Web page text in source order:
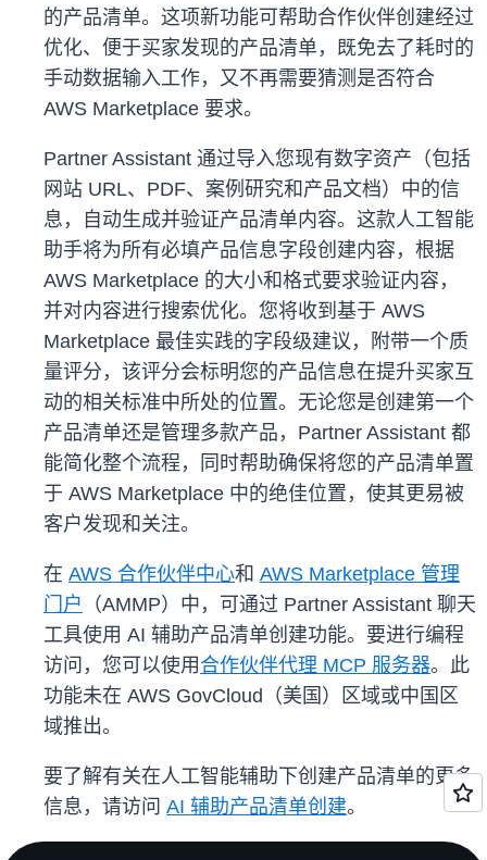
的产品清单。这项新功能可帮助合作伙伴创建经过
优化、便于买家发现的产品清单，既免去了耗时的
手动数据输入工作，又不再需要猜测是否符合
AWS Marketplace 要求。
Partner Assistant 通过导入您现有数字资产（包括
网站 URL、PDF、案例研究和产品文档）中的信
息，自动生成并验证产品清单内容。这款人工智能
助手将为所有必填产品信息字段创建内容，根据
AWS Marketplace 的大小和格式要求验证内容，
并对内容进行搜索优化。您将收到基于 AWS
Marketplace 最佳实践的字段级建议，附带一个质
量评分，该评分会标明您的产品信息在提升买家互
动的相关标准中所处的位置。无论您是创建第一个
产品清单还是管理多款产品，Partner Assistant 都
能简化整个流程，同时帮助确保将您的产品清单置
于 AWS Marketplace 中的绝佳位置，使其更易被
客户发现和关注。
在 AWS 合作伙伴中心和 AWS Marketplace 管理
门户 （AMMP）中，可通过 Partner Assistant 聊天
工具使用 AI 辅助产品清单创建功能。要进行编程
访问，您可以使用 合作伙伴代理 MCP 服务器。此
功能未在 AWS GovCloud（美国）区域或中国区
域推出。
要了解有关在人工智能辅助下创建产品清单的更多
信息，请访问 AI 辅助产品清单创建。